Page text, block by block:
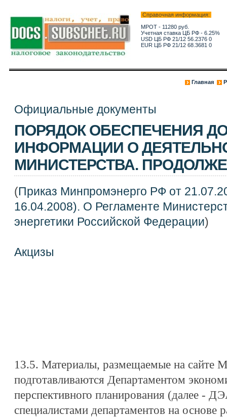
Справочная информация:
МРОТ - 11280 руб.
Учетная ставка ЦБ РФ - 6.25%
USD ЦБ РФ 21/12 56.2376 0
EUR ЦБ РФ 21/12 68.3681 0
Главная
Официальные документы
ПОРЯДОК ОБЕСПЕЧЕНИЯ
ИНФОРМАЦИИ О
МИНИСТЕРСТВА.
(Приказ Минпромэнерго РФ от
16.04.2008). О Регламенте
энергетики Российской Федерации)
Акцизы
13.5. Материалы, размещаемые на сайте
подготавливаются Департаментом
перспективного планирования (далее -
специалистами департаментов на основе